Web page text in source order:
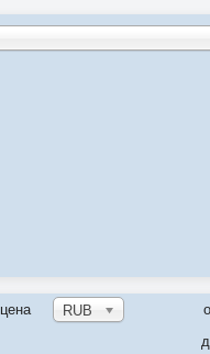
цена RUB